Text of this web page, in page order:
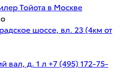
Тойота в Москве
шоссе, вл. 23 (4км от
вал, д. 1 л +7 (495) 172-75-